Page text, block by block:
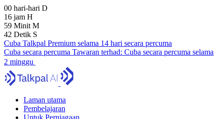
00 hari-hari D
16 jam H
59 Minit M
41 Detik S
Cuba Talkpal Premium selama 14 hari secara percuma
Cuba secara percuma Tawaran terhad: Cuba secara percuma selama
2 minggu
Laman utama
Pembelajaran
Untuk Perniagaan